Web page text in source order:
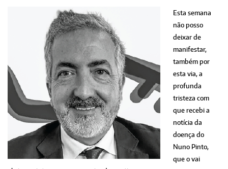
Esta semana
não posso
deixar de
manifestar,
também por
esta via, a
profunda
tristeza com
que recebi a
notícia da
doença do
Nuno Pinto,
que o vai